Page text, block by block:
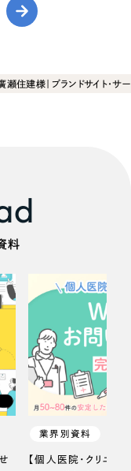
住建様｜ブランドサイト・サー
料
業界別資料
【個人医院・クリニッ